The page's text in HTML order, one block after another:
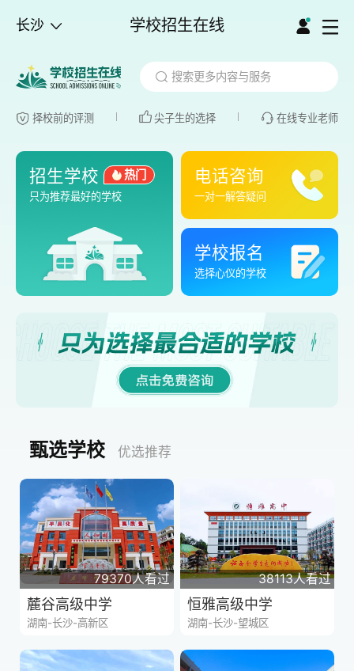
长沙 学校招生在线
择校前的评测 尖子生的选择 在线专业老师
招生学校 热门
只为推荐最好的学校
电话咨询
一对一解答疑问
学校报名
选择心仪的学校
甄选学校 优选推荐
79370人看过
麓谷高级中学
湖南-长沙-高新区
38113人看过
恒雅高级中学
湖南-长沙-望城区